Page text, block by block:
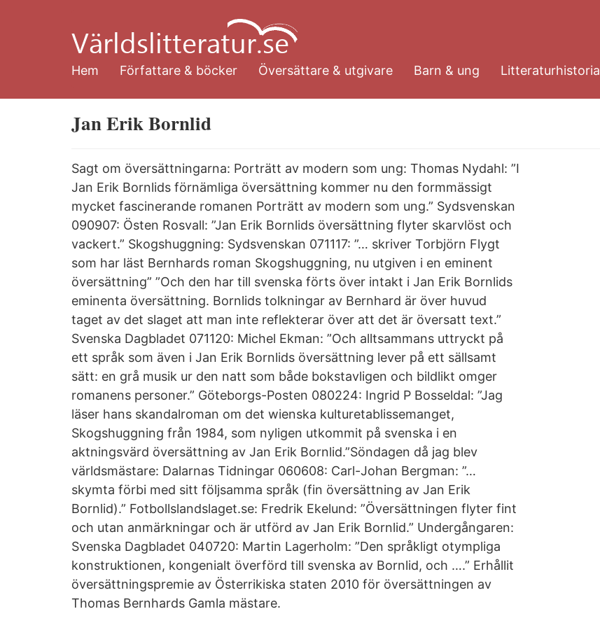
huvudinnehåll
Hem
Författare & böcker Översättare & utgivare Barn & ung Litteraturhistoria
Jan Erik Bornlid
Sagt om översättningarna: Porträtt av modern som ung: Thomas Nydahl: ”I
Jan Erik Bornlids förnämliga översättning kommer nu den formmässigt
mycket fascinerande romanen Porträtt av modern som ung.” Sydsvenskan
090907: Östen Rosvall: ”Jan Erik Bornlids översättning flyter skarvlöst och
vackert.” Skogshuggning: Sydsvenskan 071117: ”… skriver Torbjörn Flygt
som har läst Bernhards roman Skogshuggning, nu utgiven i en eminent
översättning” ”Och den har till svenska förts över intakt i Jan Erik Bornlids
eminenta översättning. Bornlids tolkningar av Bernhard är över huvud
taget av det slaget att man inte reflekterar över att det är översatt text.”
Svenska Dagbladet 071120: Michel Ekman: ”Och alltsammans uttryckt på
ett språk som även i Jan Erik Bornlids översättning lever på ett sällsamt
sätt: en grå musik ur den natt som både bokstavligen och bildlikt omger
romanens personer.” Göteborgs-Posten 080224: Ingrid P Bosseldal: ”Jag
läser hans skandalroman om det wienska kulturetablissemanget,
Skogshuggning från 1984, som nyligen utkommit på svenska i en
aktningsvärd översättning av Jan Erik Bornlid.”Söndagen då jag blev
världsmästare: Dalarnas Tidningar 060608: Carl-Johan Bergman: ”…
skymta förbi med sitt följsamma språk (fin översättning av Jan Erik
Bornlid).” Fotbollslandslaget.se: Fredrik Ekelund: ”Översättningen flyter fint
och utan anmärkningar och är utförd av Jan Erik Bornlid.” Undergångaren:
Svenska Dagbladet 040720: Martin Lagerholm: ”Den språkligt otympliga
konstruktionen, kongenialt överförd till svenska av Bornlid, och ….” Erhållit
översättningspremie av Österrikiska staten 2010 för översättningen av
Thomas Bernhards Gamla mästare.